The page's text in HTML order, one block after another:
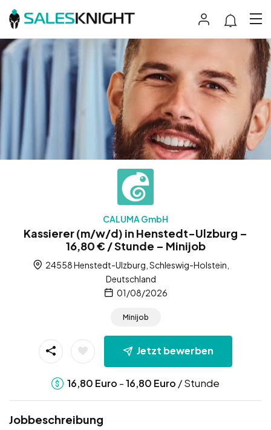
CALUMA GmbH
Kassierer (m/w/d) in Henstedt-Ulzburg –
16,80 € / Stunde – Minijob
24558 Henstedt-Ulzburg, Schleswig-Holstein,
Deutschland
01/08/2026
Minijob
Jetzt bewerben
16,80 Euro -16,80 Euro / Stunde
Jobbeschreibung